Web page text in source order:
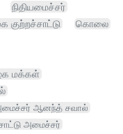
நிதியமைச்சர்
குற்றச்சாட்டு
கொலை
மக்கள்
ஆனந்த் சவால்
அமைச்சர்